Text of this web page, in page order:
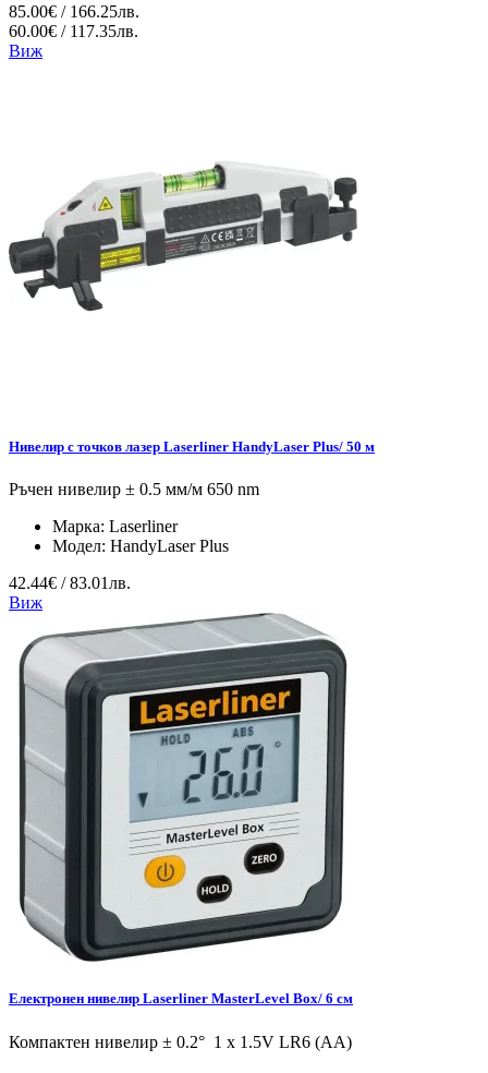
85.00€ / 166.25лв.
60.00€ / 117.35лв.
Виж
Нивелир с точков лазер Laserliner HandyLaser Plus/ 50 м
Ръчен нивелир ± 0.5 мм/м 650 nm
Марка: Laserliner
Модел: HandyLaser Plus
42.44€ / 83.01лв.
Виж
Eлектронен нивелир Laserliner MasterLevel Box/ 6 см
Компактен нивелир ± 0.2° 1 x 1.5V LR6 (AA)